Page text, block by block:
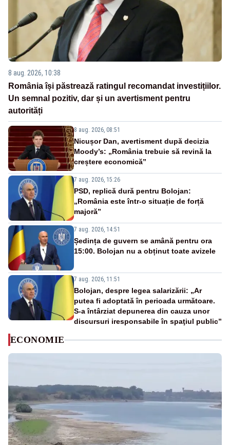
8 aug. 2026, 10:38
România își păstrează ratingul recomandat investițiilor.
Un semnal pozitiv, dar și un avertisment pentru
autorități
8 aug. 2026, 08:51
Nicușor Dan, avertisment după decizia
Moody’s: „România trebuie să revină la
creștere economică”
7 aug. 2026, 15:26
PSD, replică dură pentru Bolojan:
„România este într-o situație de forță
majoră”
7 aug. 2026, 14:51
Ședința de guvern se amână pentru ora
15:00. Bolojan nu a obținut toate avizele
7 aug. 2026, 11:51
Bolojan, despre legea salarizării: „Ar
putea fi adoptată în perioada următoare.
S-a întârziat depunerea din cauza unor
discursuri iresponsabile în spaţiul public”
ECONOMIE